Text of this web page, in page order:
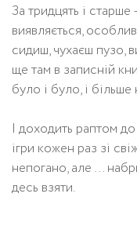
За тридцять і
виявляється,
сидиш, чухаєш пузо,
ще там в записній
було і було, і більше
І доходить раптом
ігри кожен раз зі
непогано, але …
десь взяти.